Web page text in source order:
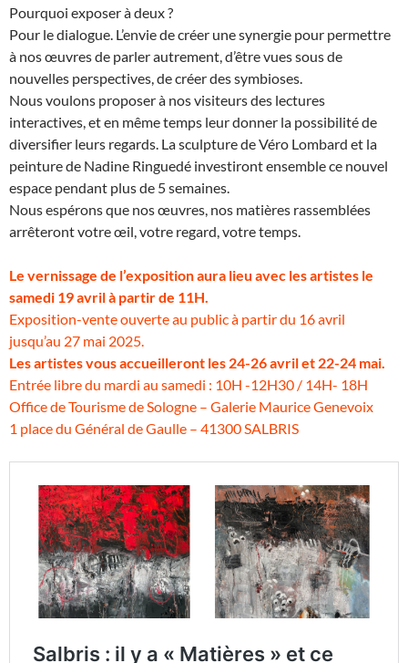
Pourquoi exposer à deux ?
Pour le dialogue. L’envie de créer une synergie pour permettre
à nos œuvres de parler autrement, d’être vues sous de
nouvelles perspectives, de créer des symbioses.
Nous voulons proposer à nos visiteurs des lectures
interactives, et en même temps leur donner la possibilité de
diversifier leurs regards. La sculpture de Véro Lombard et la
peinture de Nadine Ringuedé investiront ensemble ce nouvel
espace pendant plus de 5 semaines.
Nous espérons que nos œuvres, nos matières rassemblées
arrêteront votre œil, votre regard, votre temps.
Le vernissage de l’exposition aura lieu avec les artistes le
samedi 19 avril à partir de 11H.
Exposition-vente ouverte au public à partir du 16 avril
jusqu’au 27 mai 2025.
Les artistes vous accueilleront les 24-26 avril et 22-24 mai.
Entrée libre du mardi au samedi : 10H -12H30 / 14H- 18H
Office de Tourisme de Sologne – Galerie Maurice Genevoix
1 place du Général de Gaulle – 41300 SALBRIS